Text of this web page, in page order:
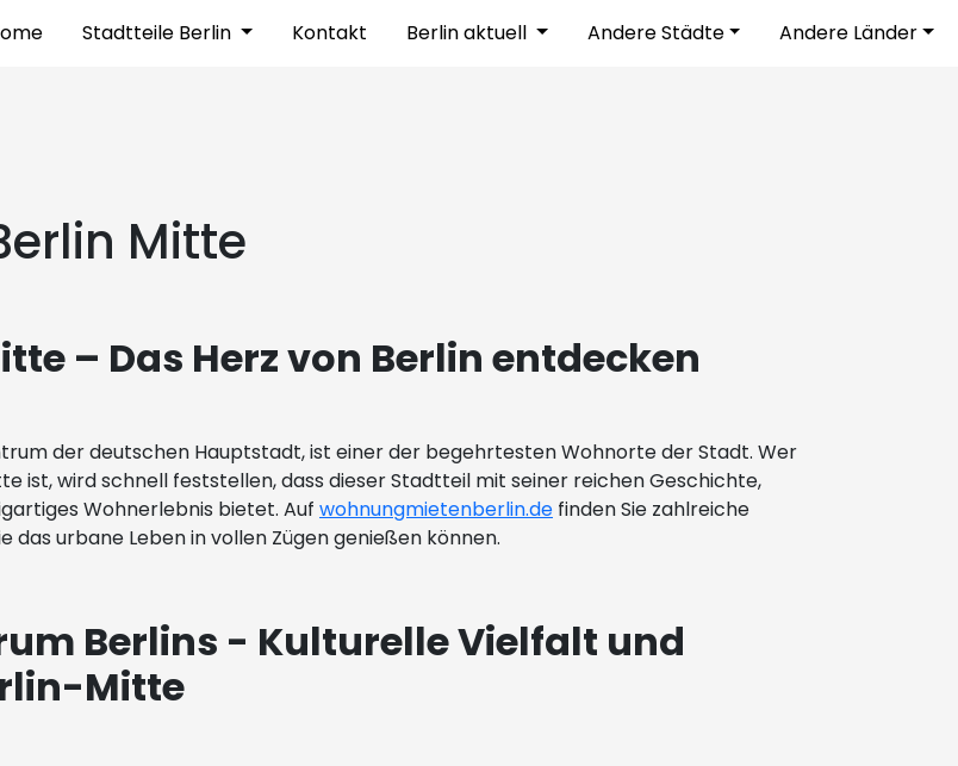
Stadtteile Berlin Kontakt Berlin aktuell Andere Städte Andere Länder
Mitte
– Das Herz von Berlin entdecken
der deutschen Hauptstadt, ist einer der begehrtesten Wohnorte der Stadt. Wer
ist, wird schnell feststellen, dass dieser Stadtteil mit seiner reichen Geschichte,
Wohnerlebnis bietet. Auf wohnungmietenberlin.de finden Sie zahlreiche
urbane Leben in vollen Zügen genießen können.
Berlins - Kulturelle Vielfalt und
Mitte